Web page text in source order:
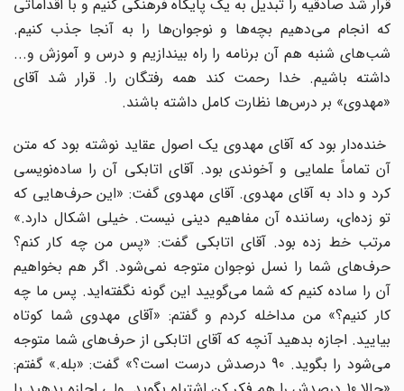
قرار شد صادقیه را تبدیل به یک پایگاه فرهنگی کنیم و با اقداماتی
که انجام می‌دهیم بچه‌ها و نوجوان‌ها را به آنجا جذب کنیم.
شب‌های شنبه هم آن برنامه را راه بیندازیم و درس و آموزش و...
داشته باشیم. خدا رحمت کند همه رفتگان را. قرار شد آقای
«مهدوی» بر درس‌ها نظارت کامل داشته باشند.
خنده‌دار بود که آقای مهدوی یک اصول عقاید نوشته بود که متن
آن تماماً علمایی و آخوندی بود. آقای اتابکی آن را ساده‌نویسی
کرد و داد به آقای مهدوی. آقای مهدوی گفت: «این حرف‌هایی که
تو زده‌ای، رساننده آن مفاهیم دینی نیست. خیلی اشکال دارد.»
مرتب خط زده بود. آقای اتابکی گفت: «پس من چه کار کنم؟
حرف‌های شما را نسل نوجوان متوجه نمی‌شود. اگر هم بخواهیم
آن را ساده کنیم که شما می‌گویید این گونه نگفته‌اید. پس ما چه
کار کنیم؟» من مداخله کردم و گفتم: «آقای مهدوی شما کوتاه
بیایید. اجازه بدهید آنچه که آقای اتابکی از حرف‌های شما متوجه
می‌شود را بگوید. 90 درصدش درست است؟» گفت: «بله.» گفتم: